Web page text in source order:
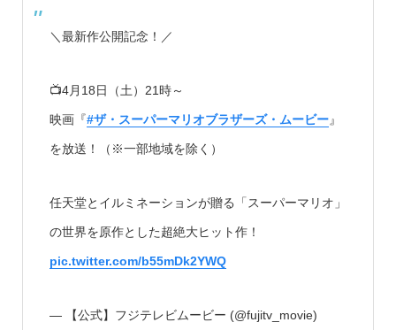
＼最新作公開記念！／
📺4月18日（土）21時～
映画『#ザ・スーパーマリオブラザーズ・ムービー』
を放送！（※一部地域を除く）
任天堂とイルミネーションが贈る「スーパーマリオ」
の世界を原作とした超絶大ヒット作！
pic.twitter.com/b55mDk2YWQ
— 【公式】フジテレビムービー (@fujitv_movie)